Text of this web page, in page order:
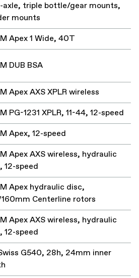
axle, triple bottle/gear mounts,
mounts
Apex 1 Wide, 40T
DUB BSA
Apex AXS XPLR wireless
PG-1231 XPLR, 11-44, 12-speed
Apex, 12-speed
Apex AXS wireless, hydraulic
12-speed
Apex hydraulic disc,
Centerline rotors
Apex AXS wireless, hydraulic
12-speed
G540, 28h, 24mm inner